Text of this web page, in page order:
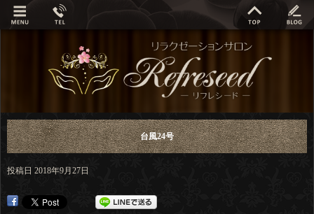
台風24号
投稿日 2018年9月27日